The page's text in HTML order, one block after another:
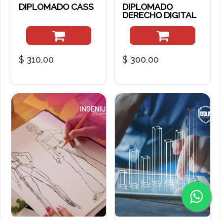
DIPLOMADO CASS
$ 310,00
DIPLOMADO
DERECHO DIGITAL
$ 300,00